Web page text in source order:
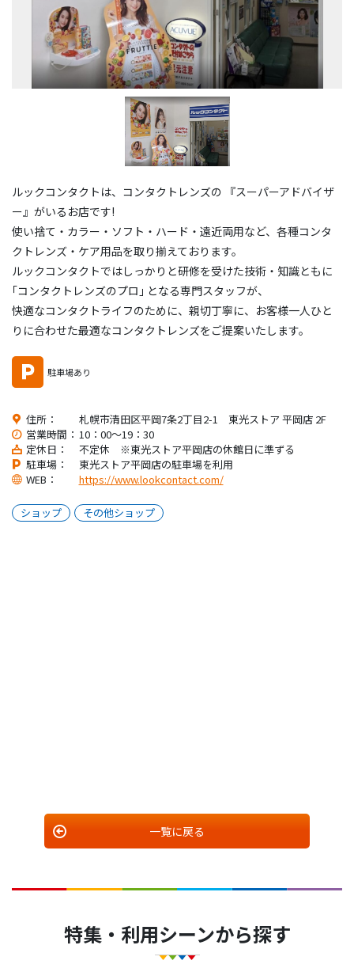
ルックコンタクトは、コンタクトレンズの 『スーパーアドバイザ
ー』がいるお店です!
使い捨て・カラー・ソフト・ハード・遠近両用など、各種コンタ
クトレンズ・ケア用品を取り揃えております。
ルックコンタクトではしっかりと研修を受けた技術・知識ともに
｢コンタクトレンズのプロ｣ となる専門スタッフが、
快適なコンタクトライフのために、親切丁寧に、お客様一人ひと
りに合わせた最適なコンタクトレンズをご提案いたします。
駐車場あり
住所：
札幌市清田区平岡7条2丁目2-1 東光ストア 平岡店 2F
営業時間： 10：00～19：30
定休日：
不定休 ※東光ストア平岡店の休館日に準ずる
駐車場：
東光ストア平岡店の駐車場を利用
WEB：
https://www.lookcontact.com/
ショップ その他ショップ
一覧に戻る
特集・利用シーンから探す